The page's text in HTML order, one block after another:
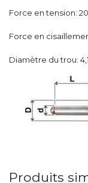
Force en tension:
Force en
Diamètre du trou:
Produits